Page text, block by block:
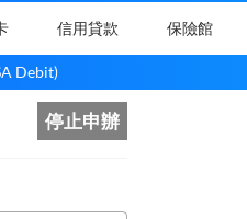
信用貸款 保險館
Debit)
停止申辦